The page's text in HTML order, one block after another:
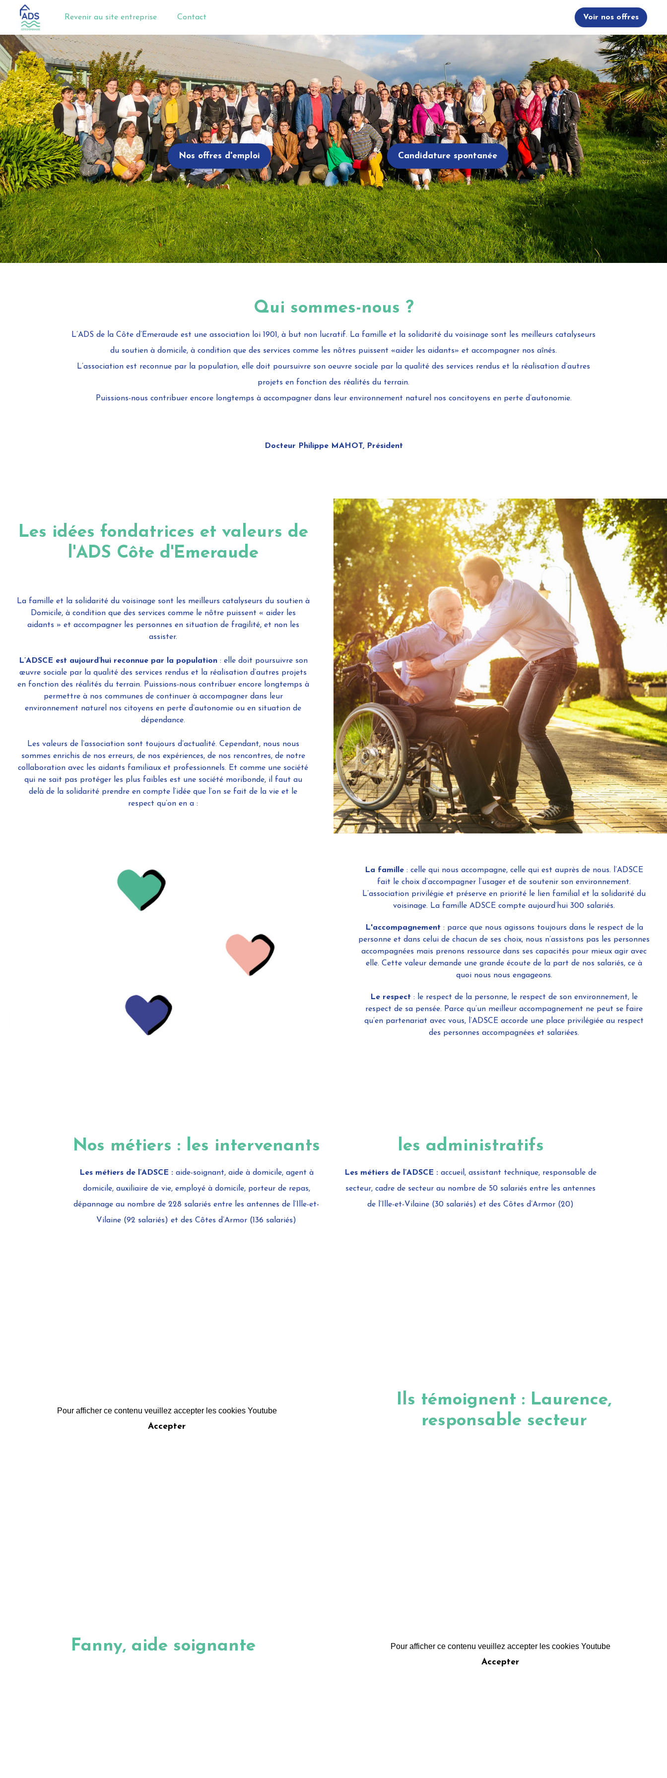
Revenir au site entreprise Contact Voir nos offres
Nos offres d'emploi Candidature spontanée
Qui sommes-nous ?
L’ADS de la Côte d’Emeraude est une association loi 1901, à but non lucratif. La famille et la solidarité du voisinage sont les meilleurs catalyseurs
du soutien à domicile, à condition que des services comme les nôtres puissent «aider les aidants» et accompagner nos aînés.
L’association est reconnue par la population, elle doit poursuivre son oeuvre sociale par la qualité des services rendus et la réalisation d’autres
projets en fonction des réalités du terrain.
Puissions-nous contribuer encore longtemps à accompagner dans leur environnement naturel nos concitoyens en perte d’autonomie.
Docteur Philippe MAHOT, Président
Les idées fondatrices et valeurs de
l'ADS Côte d'Emeraude
La famille et la solidarité du voisinage sont les meilleurs catalyseurs du soutien à
Domicile, à condition que des services comme le nôtre puissent « aider les
aidants » et accompagner les personnes en situation de fragilité, et non les
assister.
L’ADSCE est aujourd’hui reconnue par la population: elle doit poursuivre son
œuvre sociale par la qualité des services rendus et la réalisation d’autres projets
en fonction des réalités du terrain. Puissions-nous contribuer encore longtemps à
permettre à nos communes de continuer à accompagner dans leur
environnement naturel nos citoyens en perte d’autonomie ou en situation de
dépendance.
Les valeurs de l’association sont toujours d’actualité. Cependant, nous nous
sommes enrichis de nos erreurs, de nos expériences, de nos rencontres, de notre
collaboration avec les aidants familiaux et professionnels. Et comme une société
qui ne sait pas protéger les plus faibles est une société moribonde, il faut au
delà de la solidarité prendre en compte l’idée que l’on se fait de la vie et le
respect qu’on en a :
La famille : celle qui nous accompagne, celle qui est auprès de nous. l’ADSCE
fait le choix d’accompagner l’usager et de soutenir son environnement.
L’association privilégie et préserve en priorité le lien familial et la solidarité du
voisinage. La famille ADSCE compte aujourd’hui 300 salariés.
L'accompagnement : parce que nous agissons toujours dans le respect de la
personne et dans celui de chacun de ses choix, nous n’assistons pas les personnes
accompagnées mais prenons ressource dans ses capacités pour mieux agir avec
elle. Cette valeur demande une grande écoute de la part de nos salariés, ce à
quoi nous nous engageons.
Le respect : le respect de la personne, le respect de son environnement, le
respect de sa pensée. Parce qu’un meilleur accompagnement ne peut se faire
qu’en partenariat avec vous, l’ADSCE accorde une place privilégiée au respect
des personnes accompagnées et salariées.
Nos métiers : les intervenants
Les métiers de l’ADSCE : aide-soignant, aide à domicile, agent à
domicile, auxiliaire de vie, employé à domicile, porteur de repas,
dépannage au nombre de 228 salariés entre les antennes de l’Ille-et-
Vilaine (92 salariés) et des Côtes d’Armor (136 salariés)
les administratifs
Les métiers de l’ADSCE :accueil, assistant technique, responsable de
secteur, cadre de secteur au nombre de 50 salariés entre les antennes
de l’Ille-et-Vilaine (30 salariés) et des Côtes d’Armor (20)
Ils témoignent : Laurence,
responsable secteur
Pour afficher ce contenu veuillez accepter les cookies Youtube
Accepter
Fanny, aide soignante
Pour afficher ce contenu veuillez accepter les cookies Youtube
Accepter